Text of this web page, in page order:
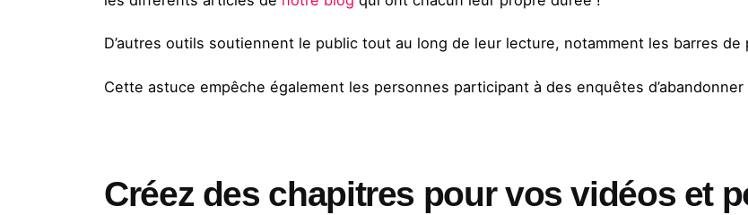
D’autres outils soutiennent le public tout au long de leur lecture, notamment les barres
Cette astuce empêche également les personnes participant à des enquêtes d’abandonner
Créez des chapitres pour vos vidéos et